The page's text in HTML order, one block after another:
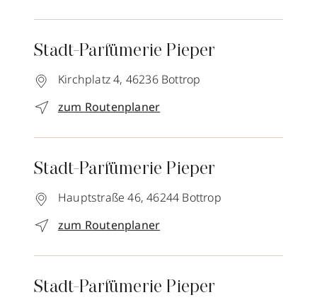
Stadt-Parfümerie Pieper
Kirchplatz 4, 46236 Bottrop
zum Routenplaner
Stadt-Parfümerie Pieper
Hauptstraße 46, 46244 Bottrop
zum Routenplaner
Stadt-Parfümerie Pieper